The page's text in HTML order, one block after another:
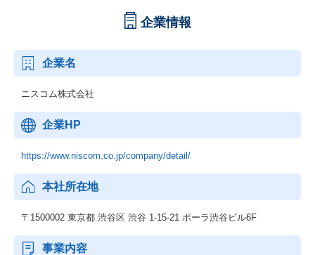
企業情報
企業名
ニスコム株式会社
企業HP
https://www.niscom.co.jp/company/detail/
本社所在地
〒1500002 東京都 渋谷区 渋谷 1-15-21 ポーラ渋谷ビル6F
事業内容